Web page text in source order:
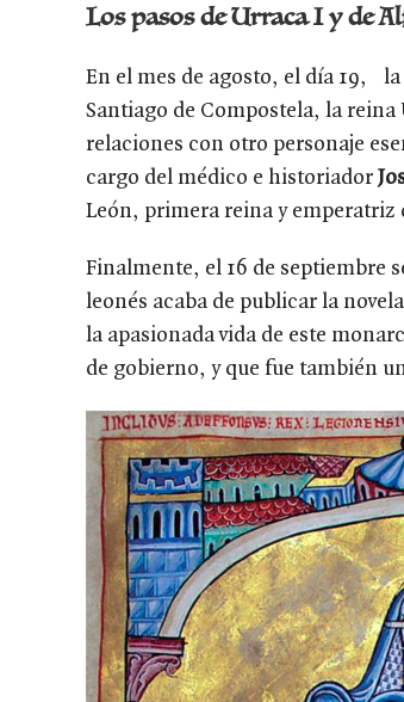
Los pasos de Urraca I y de
En el mes de agosto, el día 19,
Santiago de Compostela, la
relaciones con otro personaje
cargo del médico e historiador
León, primera reina y emperatriz
Finalmente, el 16 de septiembre
leonés acaba de publicar la
la apasionada vida de este
de gobierno, y que fue también